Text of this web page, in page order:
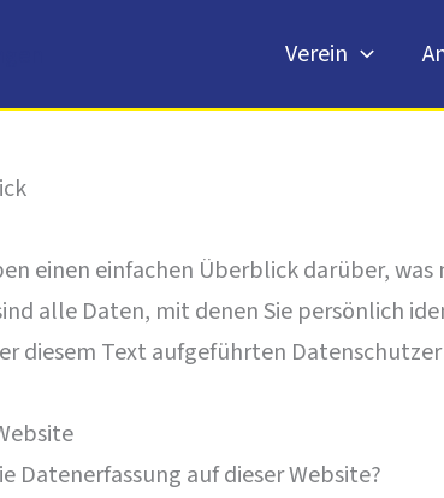
Verein
einen einfachen Überblick darüber,
alle Daten, mit denen Sie persönlich
diesem Text aufgeführten
Datenerfassung auf dieser Website?